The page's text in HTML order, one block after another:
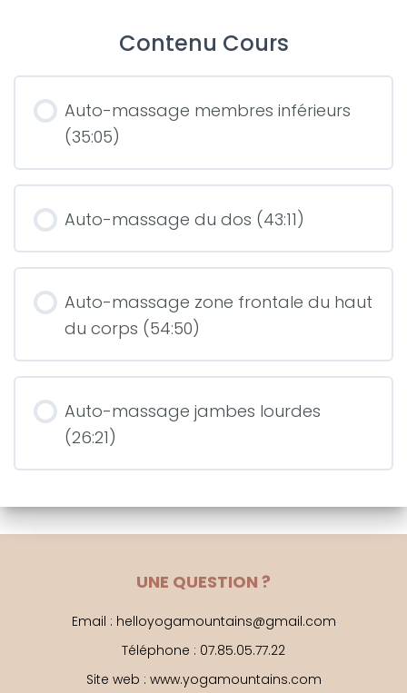
Contenu Cours
Auto-massage membres inférieurs
(35:05)
Auto-massage du dos (43:11)
Auto-massage zone frontale du haut
du corps (54:50)
Auto-massage jambes lourdes
(26:21)
UNE QUESTION ?
Email : helloyogamountains@gmail.com
Téléphone : 07.85.05.77.22
Site web : www.yogamountains.com